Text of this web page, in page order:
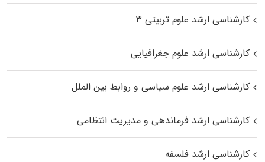
کارشناسی ارشد علوم تربیتی ۳
کارشناسی ارشد علوم جغرافیایی
کارشناسی ارشد علوم سیاسی و روابط بین الملل
کارشناسی ارشد فرماندهی و مدیریت انتظامی
کارشناسی ارشد فلسفه